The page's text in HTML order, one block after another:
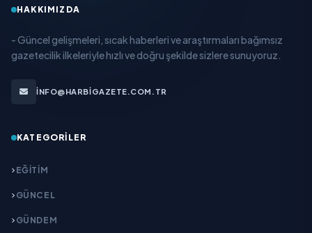
HAKKIMIZDA
- Güncel gelişmeleri, sıcak haberleri ve araştırmaları bağımsız
gazetecilik ilkeleriyle hızlı ve doğru şekilde sizlere sunuyoruz.
INFO@HARBIGAZETE.COM.TR
KATEGORILER
EĞITIM
GÜNCEL
GÜNDEM